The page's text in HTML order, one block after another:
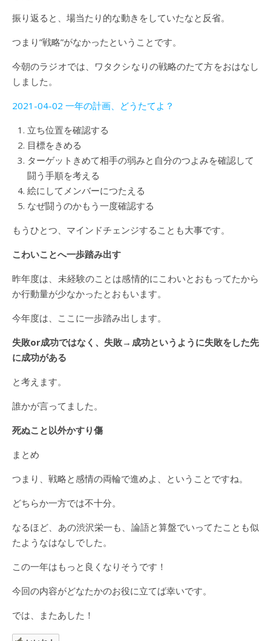
振り返ると、場当たり的な動きをしていたなと反省。
つまり”戦略”がなかったということです。
今朝のラジオでは、ワタクシなりの戦略のたて方をおはなし
しました。
2021-04-02 一年の計画、どうたてよ？
立ち位置を確認する
目標をきめる
ターゲットきめて相手の弱みと自分のつよみを確認して
闘う手順を考える
絵にしてメンバーにつたえる
なぜ闘うのかもう一度確認する
もうひとつ、マインドチェンジすることも大事です。
こわいことへ一歩踏み出す
昨年度は、未経験のことは感情的にこわいとおもってたから
か行動量が少なかったとおもいます。
今年度は、ここに一歩踏み出します。
失敗or成功ではなく、失敗→成功というように失敗をした先
に成功がある
と考えます。
誰かが言ってました。
死ぬこと以外かすり傷
まとめ
つまり、戦略と感情の両輪で進めよ、ということですね。
どちらか一方では不十分。
なるほど、あの渋沢栄一も、論語と算盤でいってたことも似
たようなはなしでした。
この一年はもっと良くなりそうです！
今回の内容がどなたかのお役に立てば幸いです。
では、またあした！